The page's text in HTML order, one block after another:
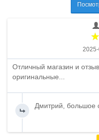
Отличный магазин и
оригинальные...
Дмитрий, большое